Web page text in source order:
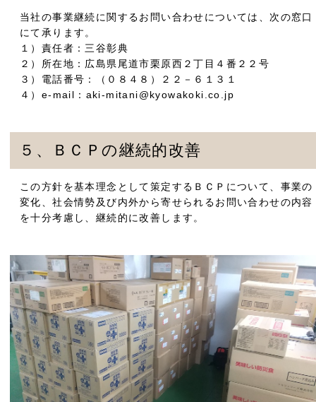
当社の事業継続に関するお問い合わせについては、次の窓口
にて承ります。
１）責任者：三谷彰典
２）所在地：広島県尾道市栗原西２丁目４番２２号
３）電話番号：（０８４８）２２－６１３１
４）e-mail：aki-mitani@kyowakoki.co.jp
５、ＢＣＰの継続的改善
この方針を基本理念として策定するＢＣＰについて、事業の
変化、社会情勢及び内外から寄せられるお問い合わせの内容
を十分考慮し、継続的に改善します。